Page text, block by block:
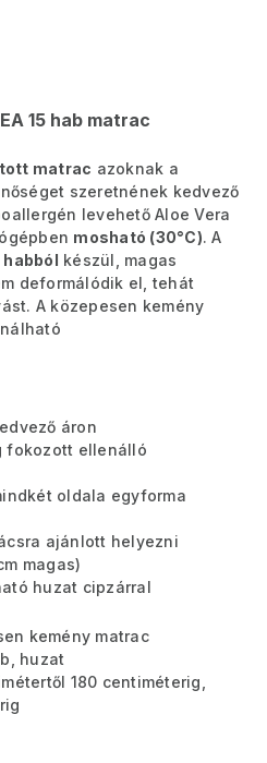
15 hab matrac
matrac azoknak a
szeretnének kedvező
levehető Aloe Vera
mosható (30°C). A
készül, magas
deformálódik el, tehát
A közepesen kemény
áron
fokozott ellenálló
oldala egyforma
ajánlott helyezni
magas)
huzat cipzárral
kemény matrac
huzat
180 centiméterig,